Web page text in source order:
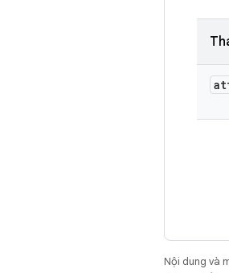
Nội dung và